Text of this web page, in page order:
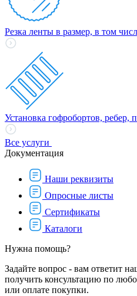
Резка ленты в размер, в том
Установка гофробортов, ребер,
Все услуги
Документация
Наши реквизиты
Опросные листы
Сертификаты
Каталоги
Нужна помощь?
Задайте вопрос - вам ответит
получить консультацию по
или оплате покупки.